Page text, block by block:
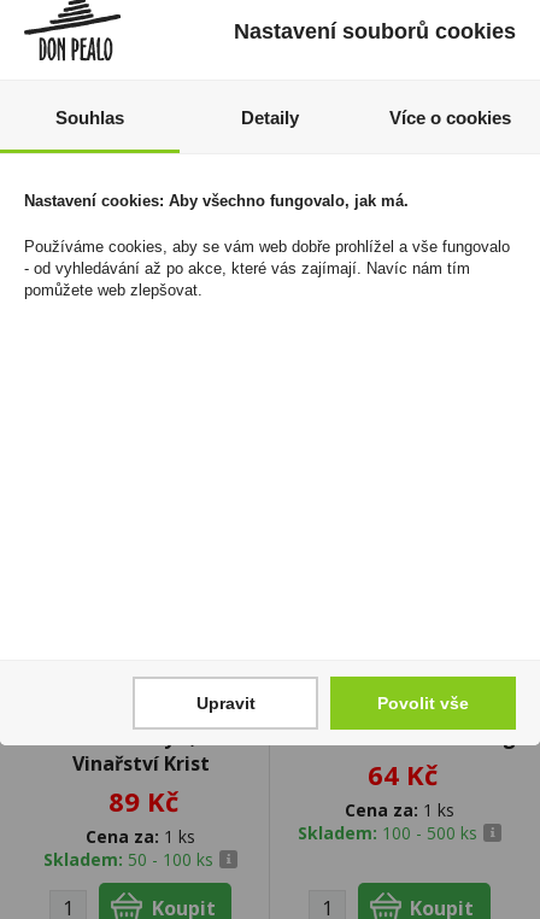
Niederegger -
Nugátový box vrstvený
nugát 100g
100 Kč
Zapalovač Clipper
FCP22RH Metal Cover
Nature Skulls
1 608 Kč
Chardonnay 0,75l
Vinařství Krist
89 Kč
Cena za: 1 ks
Skladem: 50 - 100 ks
Kinder SchokoBons 125g
64 Kč
Cena za: 1 ks
Skladem: 100 - 500 ks
Nastavení souborů cookies
Souhlas Detaily Více o cookies
Nastavení cookies: Aby všechno fungovalo, jak má.
Používáme cookies, aby se vám web dobře prohlížel a vše fungovalo
- od vyhledávání až po akce, které vás zajímají. Navíc nám tím
pomůžete web zlepšovat.
Upravit Povolit vše